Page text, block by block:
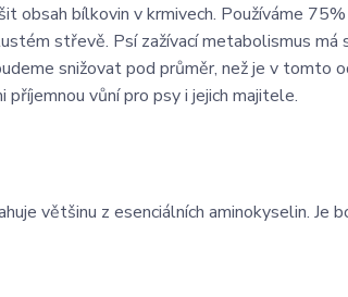
obsah bílkovin v krmivech. Používáme
střevě. Psí zažívací metabolismus má
snižovat pod průměr, než je v tomto
vůní pro psy i jejich majitele.
většinu z esenciálních aminokyselin. Je